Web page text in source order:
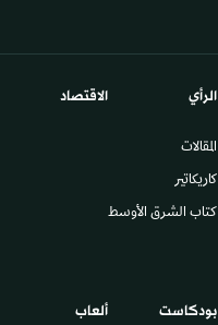
الرأي
المقالات
كاريكاتير
كتاب الشرق الأوسط
الاقتصاد
بودكاست ألعاب